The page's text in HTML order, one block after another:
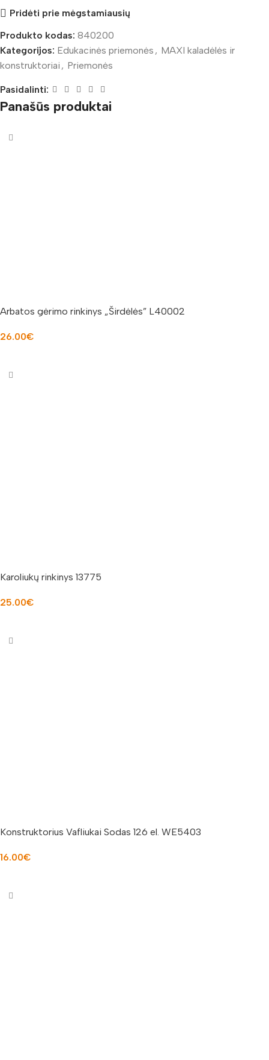
Pridėti prie mėgstamiausių
Produkto kodas: 840200
Kategorijos: Edukacinės priemonės , MAXI kaladėlės ir
konstruktoriai , Priemonės
Pasidalinti:
Panašūs produktai
Arbatos gėrimo rinkinys „Širdėlės” L40002
26.00€
Karoliukų rinkinys 13775
25.00€
Konstruktorius Vafliukai Sodas 126 el. WE5403
16.00€